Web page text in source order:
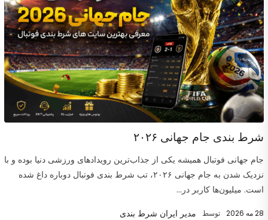
شرط بندی جام جهانی ۲۰۲۶
جام جهانی فوتبال همیشه یکی از جذاب‌ترین رویدادهای ورزشی دنیا بوده و با
نزدیک شدن به جام جهانی ۲۰۲۶، تب شرط بندی فوتبال دوباره داغ شده
است. میلیون‌ها کاربر در...
28 مه 2026 توسط مدیر ایران شرط بندی